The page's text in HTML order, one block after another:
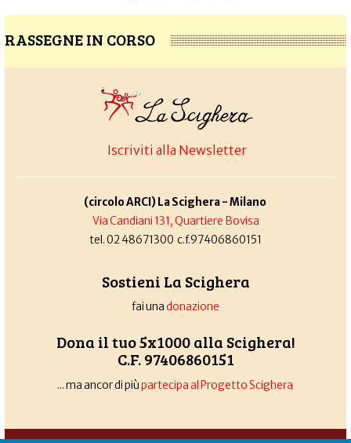
RASSEGNE IN CORSO
Iscriviti alla Newsletter
(circolo ARCI) La Scighera - Milano
Via Candiani 131, Quartiere Bovisa
tel. 02 48671300 c.f.97406860151
Sostieni La Scighera
fai unadonazione
Dona il tuo 5x1000 alla Scighera!
C.F. 97406860151
... ma ancor di piùpartecipa al Progetto Scighera